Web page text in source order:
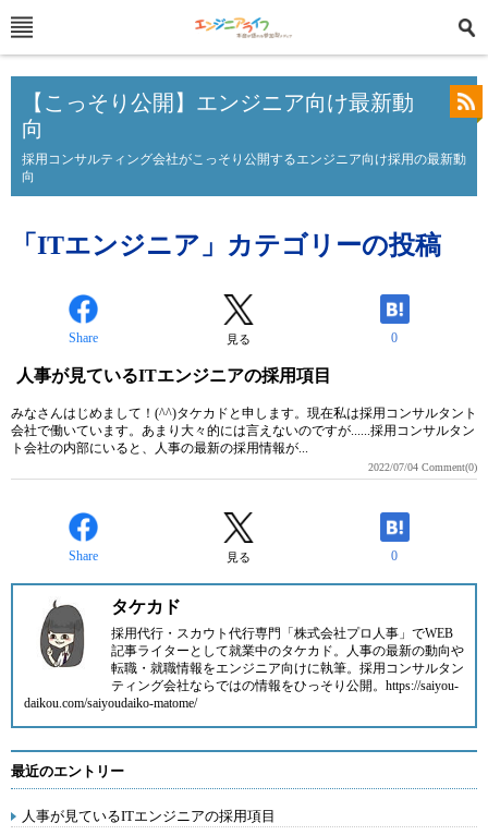
【こっそり公開】エンジニア向け最新動
向
採用コンサルティング会社がこっそり公開するエンジニア向け採用の最新動
向
「ITエンジニア」カテゴリーの投稿
Share 見る 0
人事が見ているITエンジニアの採用項目
みなさんはじめまして！(^^)タケカドと申します。現在私は採用コンサルタント
会社で働いています。あまり大々的には言えないのですが......採用コンサルタン
ト会社の内部にいると、人事の最新の採用情報が...
2022/07/04 Comment(0)
Share 見る 0
タケカド
採用代行・スカウト代行専門「株式会社プロ人事」でWEB
記事ライターとして就業中のタケカド。人事の最新の動向や
転職・就職情報をエンジニア向けに執筆。採用コンサルタン
ティング会社ならではの情報をひっそり公開。https://saiyou-
daikou.com/saiyoudaiko-matome/
最近のエントリー
人事が見ているITエンジニアの採用項目